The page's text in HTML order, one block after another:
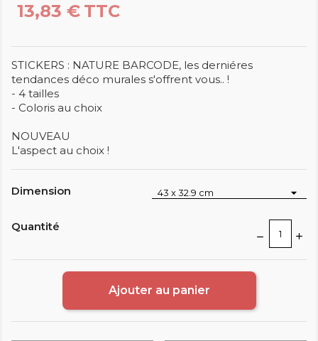
13,83 € TTC
STICKERS : NATURE BARCODE, les derniéres
tendances déco murales s'offrent vous.. !
- 4 tailles
- Coloris au choix
NOUVEAU
L'aspect au choix !
Dimension
Quantité
Ajouter au panier